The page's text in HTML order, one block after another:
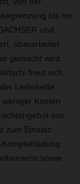
bis hin
und
überarbeitet
gemacht wird,
freut sich,
Lieferkette
Kosten
von
zum Einsatz.
sowie